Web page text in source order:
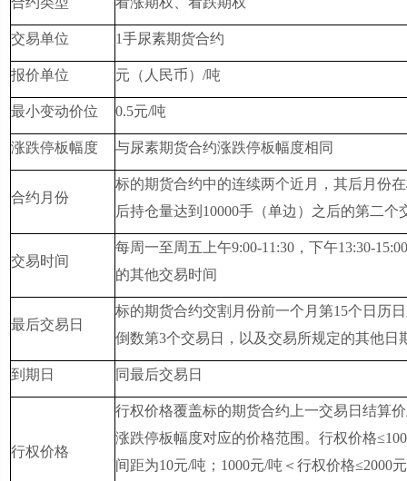
交易单位 1手尿素期货合约
报价单位 元（人民币）/吨
最小变动价位 0.5元/吨
涨跌停板幅度 与尿素期货合约涨跌停板幅度相同
合约月份
标的期货合约中的连续两个近月，其后月份
后持仓量达到10000手（单边）之后的第二个
交易时间
每周一至周五上午9:00-11:30，下午13:30-
的其他交易时间
最后交易日
标的期货合约交割月份前一个月第15个日历
倒数第3个交易日，以及交易所规定的其他日
到期日 同最后交易日
行权价格
行权价格覆盖标的期货合约上一交易日结算
涨跌停板幅度对应的价格范围。行权价格
间距为10元/吨；1000元/吨＜行权价格≤2000